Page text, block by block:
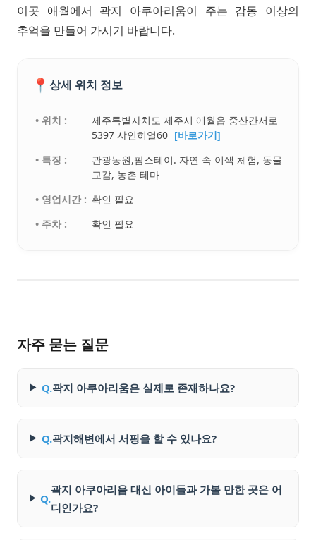
이곳 애월에서 곽지 아쿠아리움이 주는 감동 이상의
추억을 만들어 가시기 바랍니다.
📍 상세 위치 정보
• 위치 :
제주특별자치도 제주시 애월읍 중산간서로
5397 샤인히얼60 [바로가기]
• 특징 :
관광농원,팜스테이. 자연 속 이색 체험, 동물
교감, 농촌 테마
• 영업시간 : 확인 필요
• 주차 :
확인 필요
자주 묻는 질문
Q.곽지 아쿠아리움은 실제로 존재하나요?
Q.곽지해변에서 서핑을 할 수 있나요?
Q.
곽지 아쿠아리움 대신 아이들과 가볼 만한 곳은 어
디인가요?